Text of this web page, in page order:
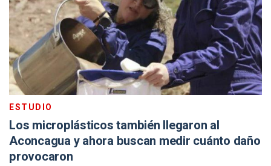
ESTUDIO
Los microplásticos también llegaron al
Aconcagua y ahora buscan medir cuánto daño
provocaron